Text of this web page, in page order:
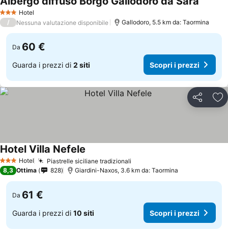
3 StelleHotel
/ Nessuna valutazione disponibile Gallodoro, 5.5 km da: Taormina
Da 60 €
Guarda i prezzi di 2 siti Scopri i prezzi
Condividi
3 StelleHotel Piastrelle siciliane tradizionali
Hotel Villa Nefele
8,3 Ottima 828 Giardini-Naxos, 3.6 km da: Taormina
Da 61 €
Guarda i prezzi di 10 siti Scopri i prezzi